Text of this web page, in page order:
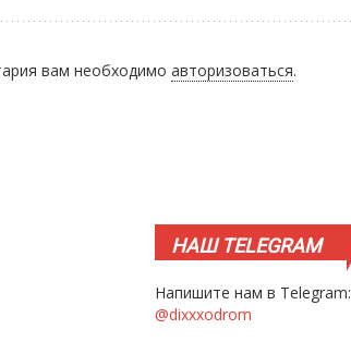
вам необходимо авторизоваться.
НАШTELEGRAM
Напишите нам в Telegram:
@dixxxodrom